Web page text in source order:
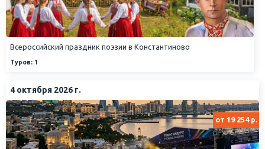
Всероссийский праздник поэзии в Константиново
Туров: 1
4 октября 2026 г.
от 19 254 р.